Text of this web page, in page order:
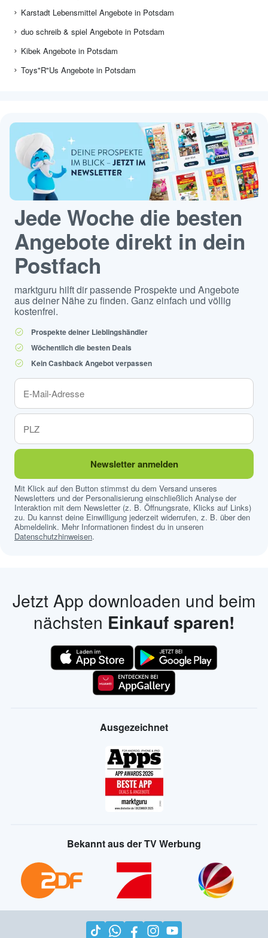
Karstadt Lebensmittel Angebote in Potsdam
duo schreib & spiel Angebote in Potsdam
Kibek Angebote in Potsdam
Toys"R"Us Angebote in Potsdam
Jede Woche die besten
Angebote direkt in dein
Postfach
marktguru hilft dir passende Prospekte und Angebote
aus deiner Nähe zu finden. Ganz einfach und völlig
kostenfrei.
Prospekte deiner Lieblingshändler
Wöchentlich die besten Deals
Kein Cashback Angebot verpassen
Newsletter anmelden
Mit Klick auf den Button stimmst du dem Versand unseres
Newsletters und der Personalisierung einschließlich Analyse der
Interaktion mit dem Newsletter (z. B. Öffnungsrate, Klicks auf Links)
zu. Du kannst deine Einwilligung jederzeit widerrufen, z. B. über den
Abmeldelink. Mehr Informationen findest du in unseren
Datenschutzhinweisen.
Jetzt App downloaden und beim
nächsten Einkauf sparen!
Ausgezeichnet
Bekannt aus der TV Werbung